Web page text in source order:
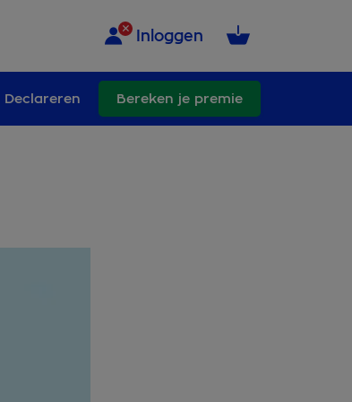
Inloggen
Declareren Bereken je premie